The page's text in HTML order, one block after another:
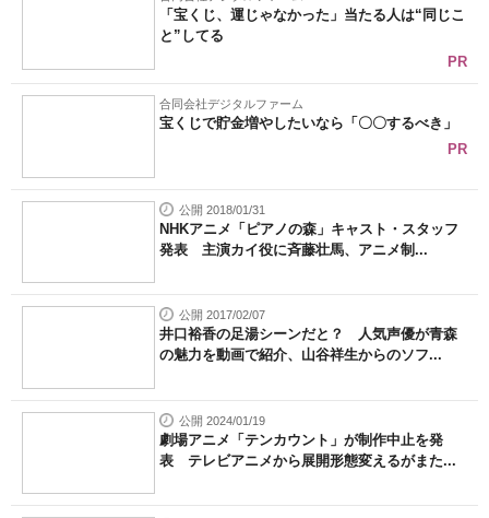
「宝くじ、運じゃなかった」当たる人は“同じこ
と”してる
PR
合同会社デジタルファーム
宝くじで貯金増やしたいなら「〇〇するべき」
PR
公開 2018/01/31
NHKアニメ「ピアノの森」キャスト・スタッフ
発表 主演カイ役に斉藤壮馬、アニメ制...
公開 2017/02/07
井口裕香の足湯シーンだと？ 人気声優が青森
の魅力を動画で紹介、山谷祥生からのソフ...
公開 2024/01/19
劇場アニメ「テンカウント」が制作中止を発
表 テレビアニメから展開形態変えるがまた...